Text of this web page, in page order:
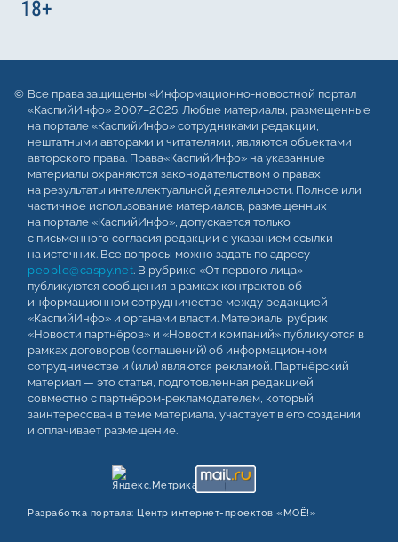
Все права защищены «Информационно-новостной портал
«КаспийИнфо» 2007–2025. Любые материалы, размещенные
на портале «КаспийИнфо» сотрудниками редакции,
нештатными авторами и читателями, являются объектами
авторского права. Права«КаспийИнфо» на указанные
материалы охраняются законодательством о правах
на результаты интеллектуальной деятельности. Полное или
частичное использование материалов, размещенных
на портале «КаспийИнфо», допускается только
с письменного согласия редакции с указанием ссылки
на источник. Все вопросы можно задать по адресу
people@caspy.net. В рубрике «От первого лица»
публикуются сообщения в рамках контрактов об
информационном сотрудничестве между редакцией
«КаспийИнфо» и органами власти. Материалы рубрик
«Новости партнёров» и «Новости компаний» публикуются в
рамках договоров (соглашений) об информационном
сотрудничестве и (или) являются рекламой. Партнёрский
материал — это статья, подготовленная редакцией
совместно с партнёром-рекламодателем, который
заинтересован в теме материала, участвует в его создании
и оплачивает размещение.
Разработка портала: Центр интернет‑проектов «МОЁ!»